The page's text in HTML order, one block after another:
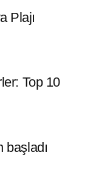
Plajı
Top 10
başladı